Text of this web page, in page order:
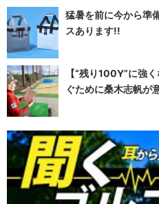
猛暑を前に今から準
スあります!!
【“残り100Y”に強
ぐために桑木志帆が